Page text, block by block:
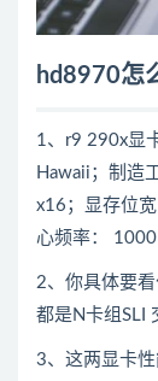
hd8970怎
1、r9 290x显
Hawaii；制造
x16；显存位
心频率：
2、你具体要
都是N卡组SLI
3、这两显卡